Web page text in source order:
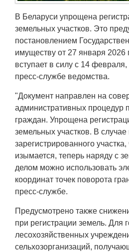
Еще
В Беларуси упрощена
земельных участков. Это
постановлением
имуществу от 27 января 2026
вступает в силу с 14
пресс-службе ведомства.
"Документ направлен на
административных процедур
граждан. Упрощена
земельных участков. В
зарегистрированного участка,
изымается, теперь наряду с
делом можно использовать
координат точек поворота
пресс-службе.
Предусмотрено также
при регистрации земель. Для
лесохозяйственных
сельхозорганизаций,